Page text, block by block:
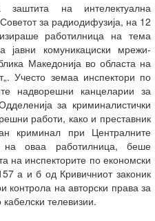
заштита на интелектуална
за радиодифузија, на 12
работилница на тема
јавни комуникациски мрежи-
Македонија во областа на
Учесто земаа инспектори по
надворешни канцеларии за
за криминалистички
работи, како и преставник
криминал при Централните
на оваа работилница, беше
на инспекторите по економски
а и б од Кривичниот законик
контрола на авторски права за
телевизии.